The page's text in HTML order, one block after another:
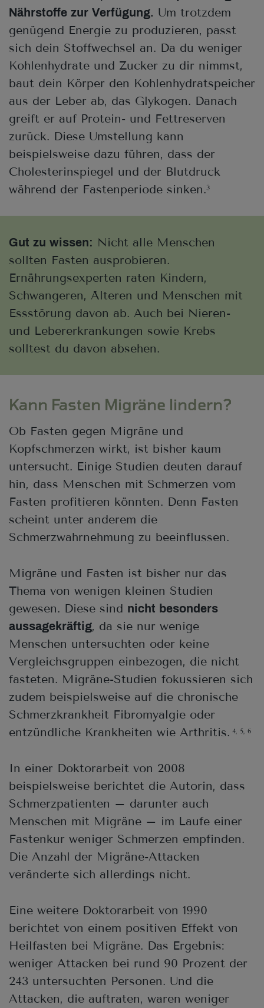
Nährstoffe zur Verfügung. Um trotzdem
genügend Energie zu produzieren, passt
sich dein Stoffwechsel an. Da du weniger
Kohlenhydrate und Zucker zu dir nimmst,
baut dein Körper den Kohlenhydratspeicher
aus der Leber ab, das Glykogen. Danach
greift er auf Protein- und Fettreserven
zurück. Diese Umstellung kann
beispielsweise dazu führen, dass der
Cholesterinspiegel und der Blutdruck
während der Fastenperiode sinken.3
Gut zu wissen: Nicht alle Menschen
sollten Fasten ausprobieren.
Ernährungsexperten raten Kindern,
Schwangeren, Älteren und Menschen mit
Essstörung davon ab. Auch bei Nieren-
und Lebererkrankungen sowie Krebs
solltest du davon absehen.
Kann Fasten Migräne lindern?
Ob Fasten gegen Migräne und
Kopfschmerzen wirkt, ist bisher kaum
untersucht. Einige Studien deuten darauf
hin, dass Menschen mit Schmerzen vom
Fasten profitieren könnten. Denn Fasten
scheint unter anderem die
Schmerzwahrnehmung zu beeinflussen.
Migräne und Fasten ist bisher nur das
Thema von wenigen kleinen Studien
gewesen. Diese sind nicht besonders
aussagekräftig, da sie nur wenige
Menschen untersuchten oder keine
Vergleichsgruppen einbezogen, die nicht
fasteten. Migräne-Studien fokussieren sich
zudem beispielsweise auf die chronische
Schmerzkrankheit Fibromyalgie oder
entzündliche Krankheiten wie Arthritis. 4, 5, 6
In einer Doktorarbeit von 2008
beispielsweise berichtet die Autorin, dass
Schmerzpatienten – darunter auch
Menschen mit Migräne – im Laufe einer
Fastenkur weniger Schmerzen empfinden.
Die Anzahl der Migräne-Attacken
veränderte sich allerdings nicht.
Eine weitere Doktorarbeit von 1990
berichtet von einem positiven Effekt von
Heilfasten bei Migräne. Das Ergebnis:
weniger Attacken bei rund 90 Prozent der
243 untersuchten Personen. Und die
Attacken, die auftraten, waren weniger